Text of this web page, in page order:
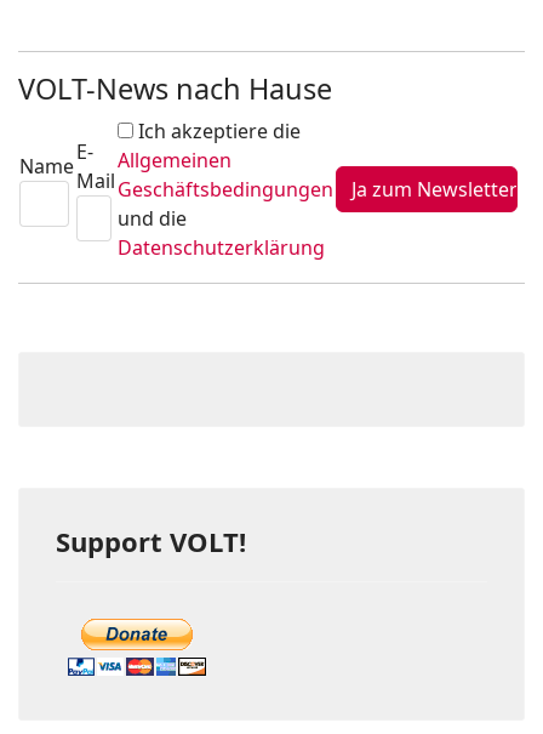
VOLT-News nach Hause
Name
E-
Mail
Ich akzeptiere die
Allgemeinen
Geschäftsbedingungen
und die
Datenschutzerklärung
Support VOLT!